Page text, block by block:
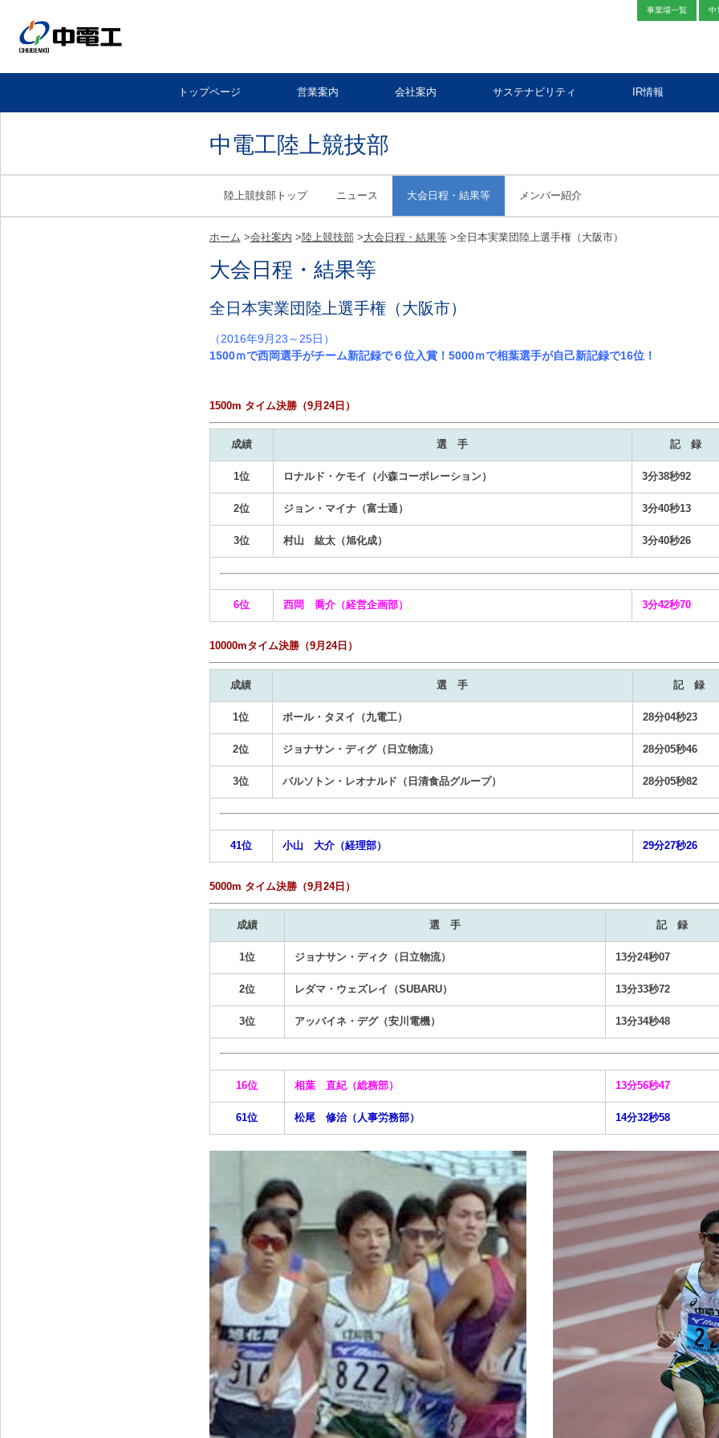
トップページ 営業案内 会社案内 サステナビリティ IR情報
事業場一覧 中
中電工陸上競技部
陸上競技部トップ ニュース 大会日程・結果等 メンバー紹介
ホーム >会社案内 >陸上競技部>大会日程・結果等>全日本実業団陸上選手権（大阪市）
大会日程・結果等
全日本実業団陸上選手権（大阪市）
（2016年9月23～25日）
1500ｍで西岡選手がチーム新記録で６位入賞！5000ｍで相葉選手が自己新記録で16位！
1500m タイム決勝（9月24日）
成績 選 手 記 録
1位 ロナルド・ケモイ（小森コーポレーション） 3分38秒92
2位 ジョン・マイナ（富士通） 3分40秒13
3位 村山 紘太（旭化成） 3分40秒26
6位 西岡 喬介（経営企画部） 3分42秒70
10000mタイム決勝（9月24日）
成績 選 手 記 録
1位 ポール・タヌイ（九電工） 28分04秒23
2位 ジョナサン・ディグ（日立物流） 28分05秒46
3位 バルソトン・レオナルド（日清食品グループ） 28分05秒82
41位 小山 大介（経理部） 29分27秒26
5000m タイム決勝（9月24日）
成績 選 手 記 録
1位 ジョナサン・ディク（日立物流） 13分24秒07
2位 レダマ・ウェズレイ（SUBARU） 13分33秒72
3位 アッバイネ・デグ（安川電機） 13分34秒48
16位 相葉 直紀（総務部） 13分56秒47
61位 松尾 修治（人事労務部） 14分32秒58